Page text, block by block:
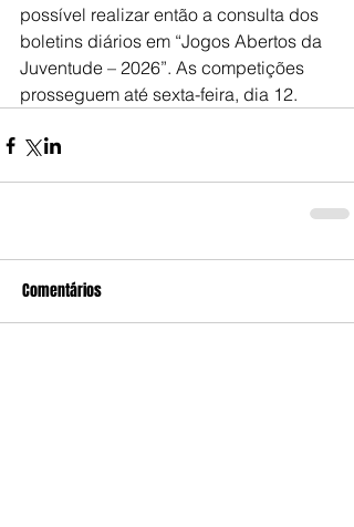
possível realizar então a consulta dos
boletins diários em “Jogos Abertos da
Juventude – 2026”. As competições
prosseguem até sexta-feira, dia 12.
Comentários